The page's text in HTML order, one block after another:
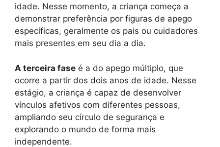
idade. Nesse momento, a criança começa a
demonstrar preferência por figuras de apego
específicas, geralmente os pais ou cuidadores
mais presentes em seu dia a dia.
A terceira fase é a do apego múltiplo, que
ocorre a partir dos dois anos de idade. Nesse
estágio, a criança é capaz de desenvolver
vínculos afetivos com diferentes pessoas,
ampliando seu círculo de segurança e
explorando o mundo de forma mais
independente.